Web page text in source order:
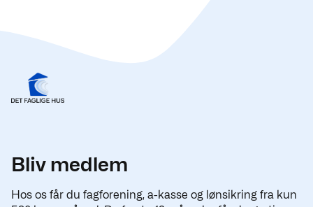
Bliv medlem
Hos os får du fagforening, a-kasse og lønsikring fra kun